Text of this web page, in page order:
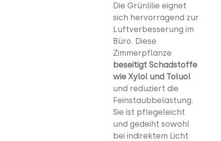
Die Grünlilie eignet
sich hervorragend zur
Luftverbesserung im
Büro. Diese
Zimmerpflanze
beseitigt Schadstoffe
wie Xylol und Toluol
und reduziert die
Feinstaubbelastung.
Sie ist pflegeleicht
und gedeiht sowohl
bei indirektem Licht